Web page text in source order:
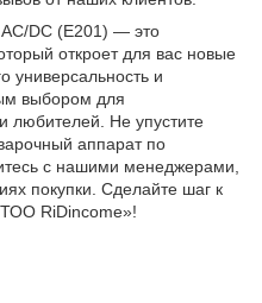
DC (E201) — это
откроет для вас новые
универсальность и
выбором для
любителей. Не упустите
аппарат по
с нашими менеджерами,
покупки. Сделайте шаг к
RiDincome»!